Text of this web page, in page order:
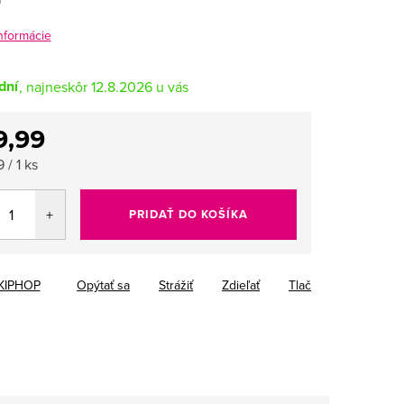
12.8.2026
/ 1 ks
PRIDAŤ DO KOŠÍKA
Tlač
Opýtať sa Strážiť Zdieľať